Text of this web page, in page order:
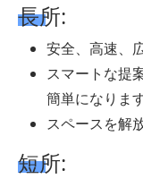
長所:
安全、高速、
スマートな提
簡単になります
スペースを解
短所: